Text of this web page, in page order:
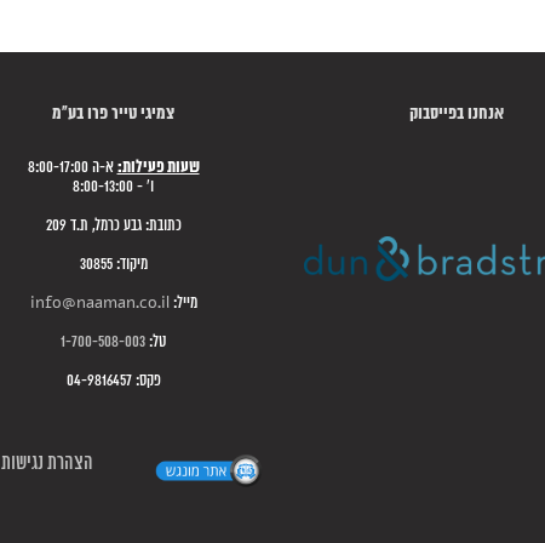
אנחנו בפייסבוק צמיגי טייר פרו בע"מ
שעות פעילות: א-ה 8:00-17:00
ו' - 8:00-13:00
כתובת: גבע כרמל, ת.ד 209
מיקוד: 30855
מייל:info@naaman.co.il
טל:1-700-508-003
פקס: 04-9816457
הצהרת נגישות